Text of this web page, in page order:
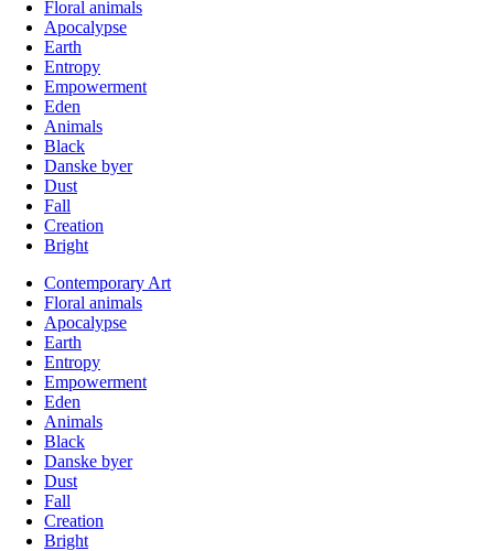
Floral animals
Apocalypse
Earth
Entropy
Empowerment
Eden
Animals
Black
Danske byer
Dust
Fall
Creation
Bright
Contemporary Art
Floral animals
Apocalypse
Earth
Entropy
Empowerment
Eden
Animals
Black
Danske byer
Dust
Fall
Creation
Bright